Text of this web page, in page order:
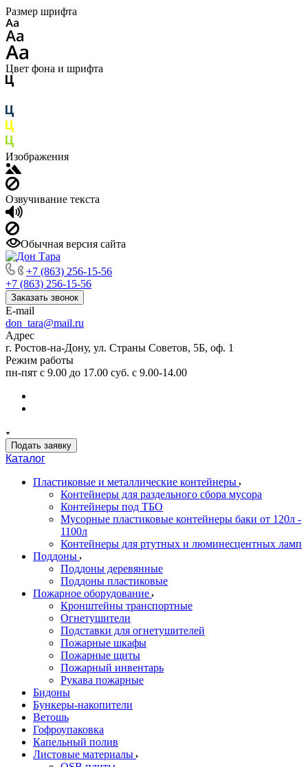
Размер шрифта
Цвет фона и шрифта
Изображения
Озвучивание текста
Обычная версия сайта
+7 (863) 256-15-56
+7 (863) 256-15-56
Заказать звонок
E-mail
don_tara@mail.ru
Адрес
г. Ростов-на-Дону, ул. Страны Советов, 5Б, оф. 1
Режим работы
пн-пят с 9.00 до 17.00 суб. с 9.00-14.00
Подать заявку
Каталог
Пластиковые и металлические контейнеры
Контейнеры для раздельного сбора мусора
Контейнеры под ТБО
Мусорные пластиковые контейнеры баки от 120л -
1100л
Контейнеры для ртутных и люминесцентных ламп
Поддоны
Поддоны деревянные
Поддоны пластиковые
Пожарное оборудование
Кронштейны транспортные
Огнетушители
Подставки для огнетушителей
Пожарные шкафы
Пожарные щиты
Пожарный инвентарь
Рукава пожарные
Бидоны
Бункеры-накопители
Ветошь
Гофроупаковка
Капельный полив
Листовые материалы